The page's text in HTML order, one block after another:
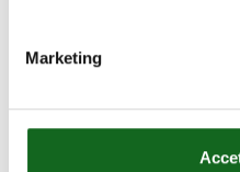
Marketing